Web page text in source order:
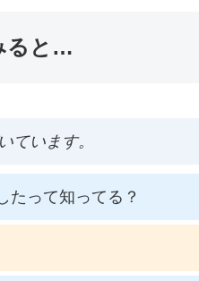
ると…
ています。
たって知ってる？